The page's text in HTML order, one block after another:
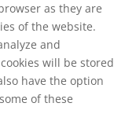
as they are
of the website.
and
will be stored
have the option
of these